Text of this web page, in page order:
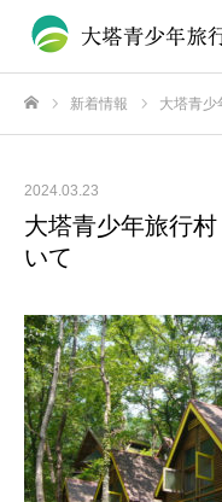
新着情報 大塔青少
2024.03.23
大塔青少年旅行
いて